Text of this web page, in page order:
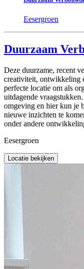
Eesergroen
Duurzaam
Deze duurzame, recent
creativiteit, ontwikkeling
perfecte locatie om als
uitdagende
omgeving en hier kun je
nieuwe inzichten te
onder andere
Eesergroen
Locatie bekijken